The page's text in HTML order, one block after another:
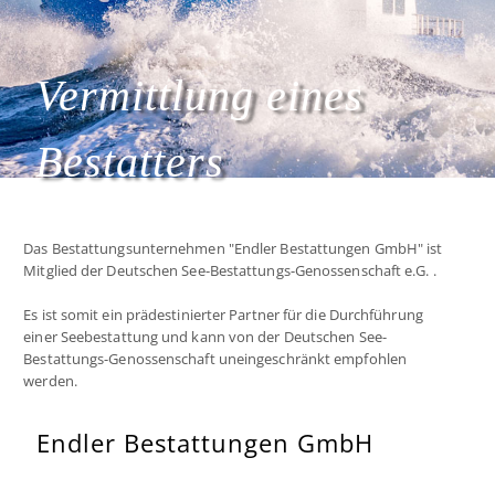
Vermittlung eines
Bestatters
Das Bestattungsunternehmen "Endler Bestattungen GmbH" ist
Mitglied der Deutschen See-Bestattungs-Genossenschaft e.G. .
Es ist somit ein prädestinierter Partner für die Durchführung
einer Seebestattung und kann von der Deutschen See-
Bestattungs-Genossenschaft uneingeschränkt empfohlen
werden.
Endler Bestattungen GmbH